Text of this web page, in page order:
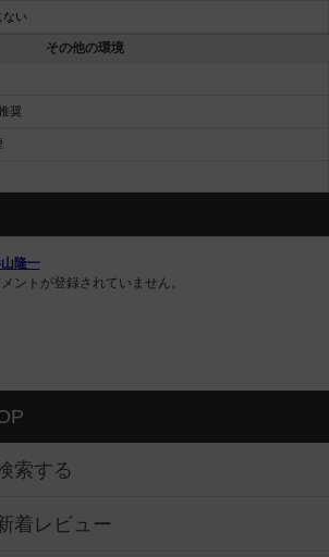
ない
その他の環境
奨
隆一
メントが登録されていません。
索する
着レビュー